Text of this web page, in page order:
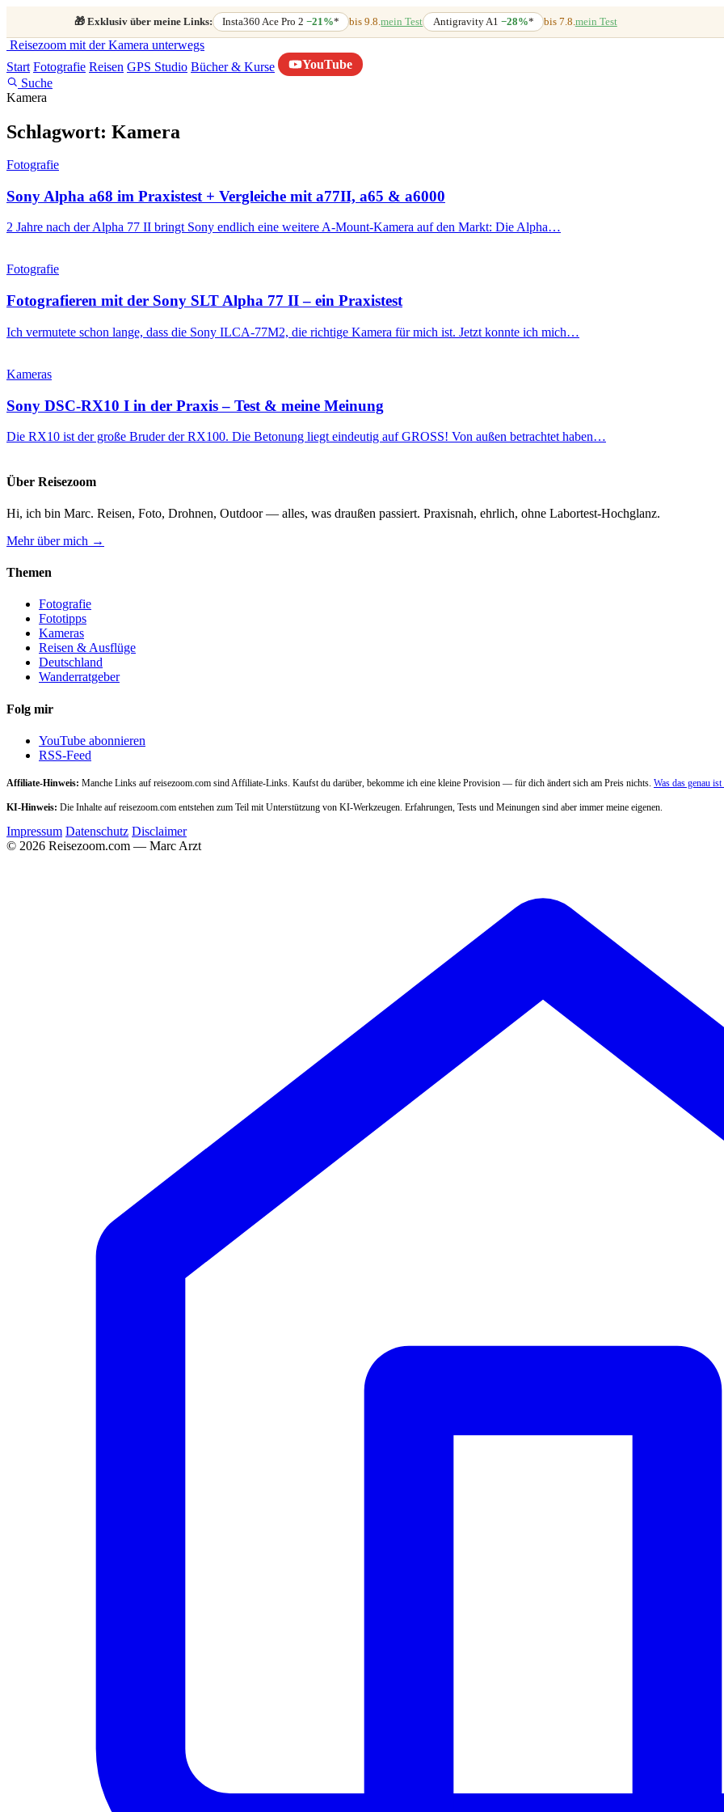
🎁 Exklusiv über meine Links: Insta360 Ace Pro 2−21%* bis 9.8.mein Test Antigravity A1 −28%* bis 7.8.mein Test
Reisezoom mit der Kamera unterwegs
Start Fotografie Reisen GPS Studio Bücher & Kurse
YouTube
Suche
Kamera
Schlagwort: Kamera
Fotografie
Sony Alpha a68 im Praxistest + Vergleiche mit a77II, a65 & a6000
2 Jahre nach der Alpha 77 II bringt Sony endlich eine weitere A-Mount-Kamera auf den Markt: Die Alpha…
Fotografie
Fotografieren mit der Sony SLT Alpha 77 II – ein Praxistest
Ich vermutete schon lange, dass die Sony ILCA-77M2, die richtige Kamera für mich ist. Jetzt konnte ich mich…
Kameras
Sony DSC-RX10 I in der Praxis – Test & meine Meinung
Die RX10 ist der große Bruder der RX100. Die Betonung liegt eindeutig auf GROSS! Von außen betrachtet haben…
Über Reisezoom
Hi, ich bin Marc. Reisen, Foto, Drohnen, Outdoor — alles, was draußen passiert. Praxisnah, ehrlich, ohne Labortest-Hochglanz.
Mehr über mich →
Themen
Fotografie
Fototipps
Kameras
Reisen & Ausflüge
Deutschland
Wanderratgeber
Folg mir
YouTube abonnieren
RSS-Feed
Affiliate-Hinweis: Manche Links auf reisezoom.com sind Affiliate-Links. Kaufst du darüber, bekomme ich eine kleine Provision — für dich ändert sich am Preis nichts. Was das genau
KI-Hinweis: Die Inhalte auf reisezoom.com entstehen zum Teil mit Unterstützung von KI-Werkzeugen. Erfahrungen, Tests und Meinungen sind aber immer meine eigenen.
Impressum Datenschutz Disclaimer
© 2026 Reisezoom.com — Marc Arzt